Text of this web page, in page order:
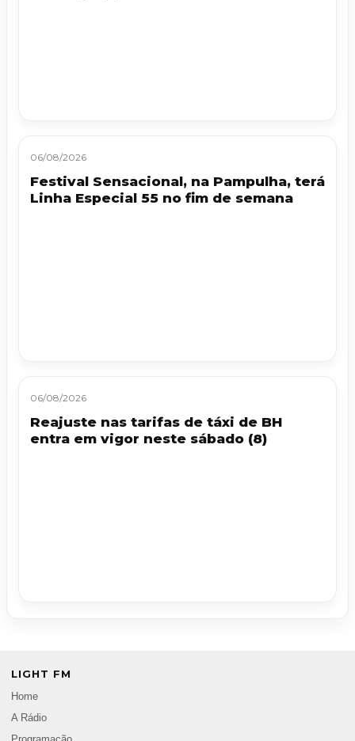
06/08/2026
Festival Sensacional, na Pampulha, terá
Linha Especial 55 no fim de semana
06/08/2026
Reajuste nas tarifas de táxi de BH
entra em vigor neste sábado (8)
LIGHT FM
Home
A Rádio